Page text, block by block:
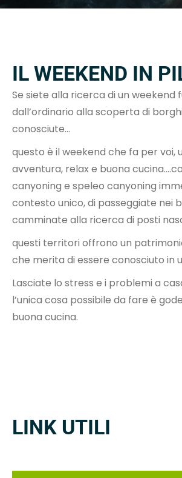
IL WEEKEND IN
Se siete alla ricerca di un weekend
dall’ordinario alla scoperta di
conosciute…
questo è il weekend che fa per voi,
avventura, relax e buona
canyoning e speleo canyoning
contesto unico, di passeggiate nei
camminate alla ricerca di posti
questi territori offrono un
che merita di essere conosciuto in
Lasciate lo stress e i problemi a
l’unica cosa possibile da fare è
buona cucina.
LINK UTILI